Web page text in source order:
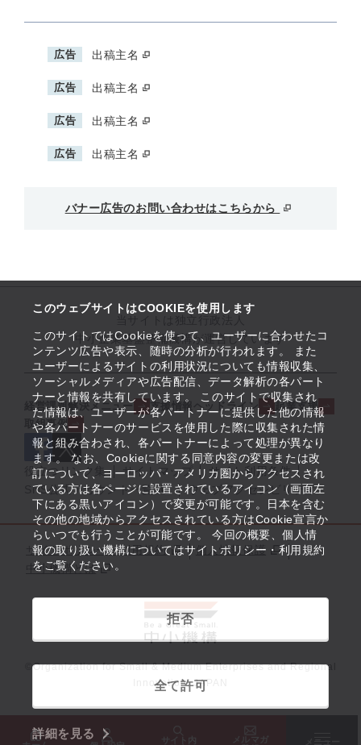
このウェブサイトはCOOKIEを使用します
このサイトではCookieを使って、ユーザーに合わせたコ
ンテンツ広告や表示、随時の分析が行われます。 また
ユーザーによるサイトの利用状況についても情報収集、
ソーシャルメディアや広告配信、データ解析の各パート
ナーと情報を共有しています。 このサイトで収集され
た情報は、ユーザーが各パートナーに提供した他の情報
や各パートナーのサービスを使用した際に収集された情
報と組み合わされ、各パートナーによって処理が異なり
ます。 なお、Cookieに関する同意内容の変更または改
訂について、ヨーロッパ・アメリカ圏からアクセスされ
ている方は各ページに設置されているアイコン（画面左
下にある黒いアイコン）で変更が可能です。日本を含む
その他の地域からアクセスされている方はCookie宣言か
らいつでも行うことが可能です。 今回の概要、個人情
報の取り扱い機構についてはサイトポリシー・利用規約
をご覧ください。
拒否
全て許可
詳細を見る
サイト内
メルマガ
広告 出稿主名
広告 出稿主名
広告 出稿主名
広告 出稿主名
バナー広告のお問い合わせはこちらから
中小企業基盤整備機構が運営しています
経営課題解決メニュー 支援情報ヘッドライン
起業支援
取組事例
役立つリンク集 サイトマップ
サイト利用条件
SNS公式アカウント一覧
ウェブアクセシビリティ
サイトポリシー・利用規約
個人情報保護
中小機構とは
©Organization for Small & Medium Enterprises and Regional
Innovation, JAPAN